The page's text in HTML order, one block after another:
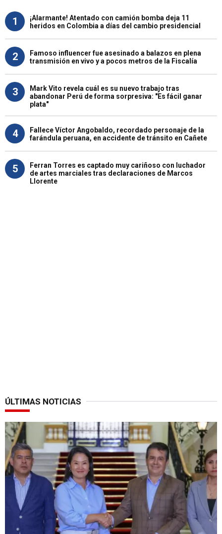
1
¡Alarmante! Atentado con camión bomba deja 11
heridos en Colombia a días del cambio presidencial
2
Famoso influencer fue asesinado a balazos en plena
transmisión en vivo y a pocos metros de la Fiscalía
3
Mark Vito revela cuál es su nuevo trabajo tras
abandonar Perú de forma sorpresiva: "Es fácil ganar
plata"
4
Fallece Víctor Angobaldo, recordado personaje de la
farándula peruana, en accidente de tránsito en Cañete
5
Ferran Torres es captado muy cariñoso con luchador
de artes marciales tras declaraciones de Marcos
Llorente
ÚLTIMAS NOTICIAS